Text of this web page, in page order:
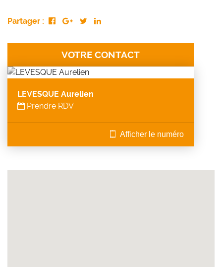
Partager :
VOTRE CONTACT
LEVESQUE Aurelien
Prendre RDV
Afficher le numéro